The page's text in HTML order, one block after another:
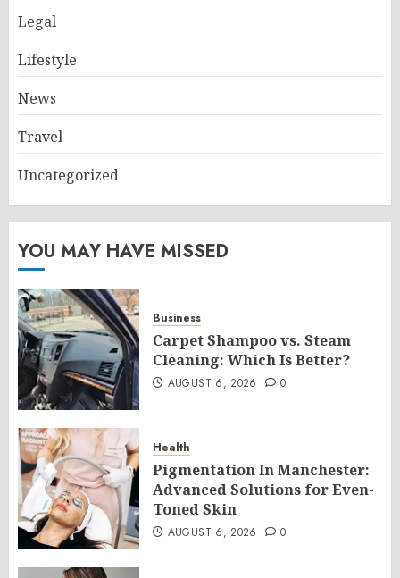
Legal
Lifestyle
News
Travel
Uncategorized
YOU MAY HAVE MISSED
Business
Carpet Shampoo vs. Steam
Cleaning: Which Is Better?
AUGUST 6, 2026 0
Health
Pigmentation In Manchester:
Advanced Solutions for Even-
Toned Skin
AUGUST 6, 2026 0